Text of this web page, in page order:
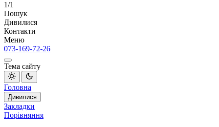
1/1
Пошук
Дивилися
Контакти
Меню
073-169-72-26
Тема сайту
Головна
Дивилися
Закладки
Порівняння